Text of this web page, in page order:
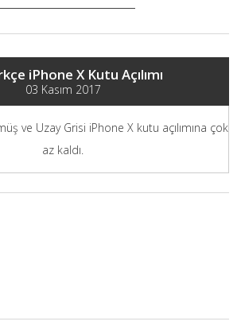
iPhone X Kutu Açılımı
03 Kasım 2017
ve Uzay Grisi iPhone X kutu açılımına çok
az kaldı.